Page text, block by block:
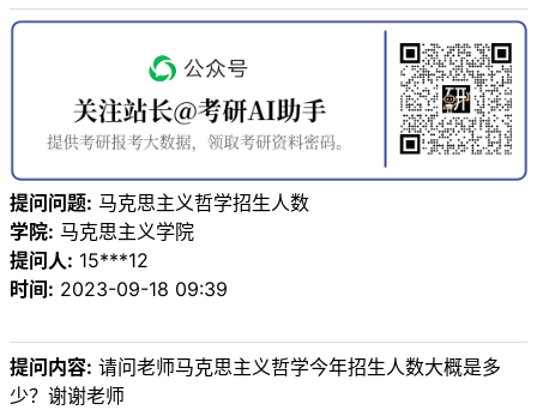
提问问题: 马克思主义哲学招生人数
学院: 马克思主义学院
提问人: 15***12
时间: 2023-09-18 09:39
提问内容: 请问老师马克思主义哲学今年招生人数大概是多
少？谢谢老师